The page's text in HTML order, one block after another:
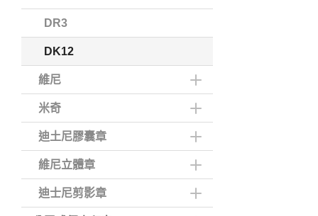
DR3
DK12
維尼
米奇
迪土尼膠囊章
維尼立體章
迪士尼剪影章